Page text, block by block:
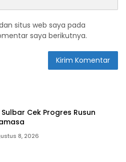
situs web saya pada
saya berikutnya.
Cek Progres Rusun
8, 2026